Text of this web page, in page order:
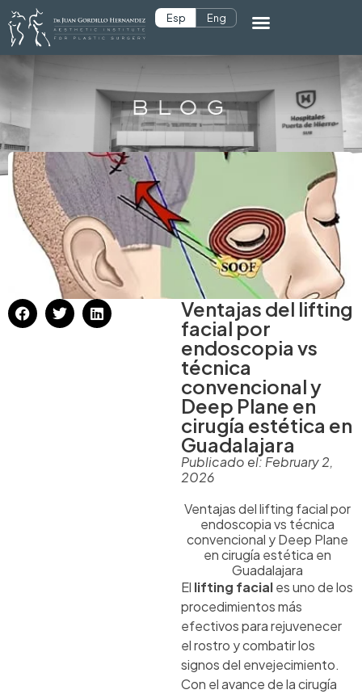
Esp Eng
BLOG
Ventajas del lifting
facial por
endoscopia vs
técnica
convencional y
Deep Plane en
cirugía estética en
Guadalajara
Publicado el: February 2,
2026
Ventajas del lifting facial por
endoscopia vs técnica
convencional y Deep Plane
en cirugía estética en
Guadalajara
El lifting faciales uno de los
procedimientos más
efectivos para rejuvenecer
el rostro y combatir los
signos del envejecimiento.
Con el avance de la cirugía